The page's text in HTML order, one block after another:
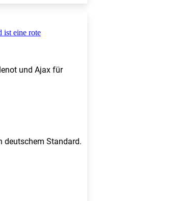
und Ajax für
deutschem Standard.